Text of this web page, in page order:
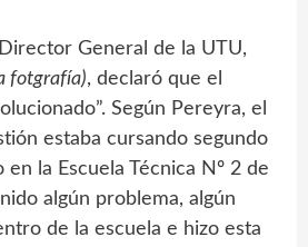
General de la UTU,
fotgrafía), declaró que el
Según Pereyra, el
estaba cursando segundo
la Escuela Técnica Nº 2 de
algún problema, algún
de la escuela e hizo esta